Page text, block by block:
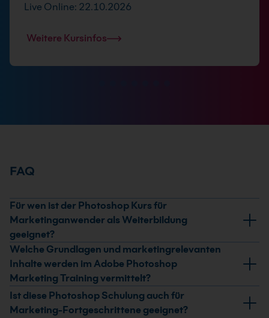
Live Online: 22.10.2026
Weitere Kursinfos
FAQ
Für wen ist der Photoshop Kurs für
Marketinganwender als Weiterbildung
geeignet?
Diese Weiterbildung richtet sich an
Marketinganwender, Social-Media-Manager,
Content-Manager und Mitarbeitende aus Marketing
und Kommunikation. Der Kurs eignet sich sowohl für
Einsteiger als auch für Anwender mit
Welche Grundlagen und marketingrelevanten
Inhalte werden im Adobe Photoshop
Marketing Training vermittelt?
Im Adobe Photoshop Marketing Training lernst du
praxisnahe Grundlagen wie Bildzuschnitt, einfache
Ist diese Photoshop Schulung auch für
Marketing-Fortgeschrittene geeignet?